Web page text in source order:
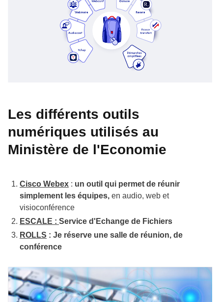
Les différents outils
numériques utilisés au
Ministère de l'Economie
Cisco Webex : un outil qui permet de réunir
simplement les équipes, en audio, web et
visioconférence
ESCALE : Service d'Echange de Fichiers
ROLLS : Je réserve une salle de réunion, de
conférence